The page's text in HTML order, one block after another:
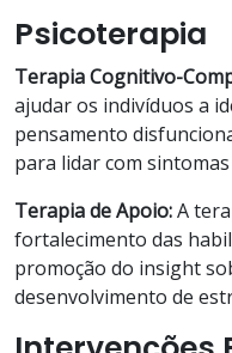
Psicoterapia
Terapia Cognitivo-
ajudar os indivíduos a
pensamento
para lidar com
Terapia de Apoio:A
fortalecimento das
promoção do insight
desenvolvimento de